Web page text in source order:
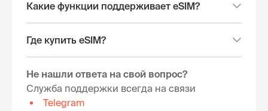
Какие функции поддерживает eSIM?
Где купить eSIM?
Не нашли ответа на свой вопрос?
Служба поддержки всегда на связи
Telegram